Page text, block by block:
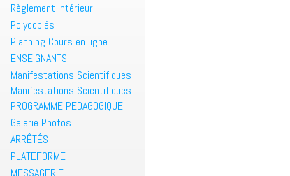
Règlement intérieur
Polycopiés
Planning Cours en ligne
ENSEIGNANTS
Manifestations Scientifiques
Manifestations Scientifiques
PROGRAMME PEDAGOGIQUE
Galerie Photos
ARRÊTÉS
PLATEFORME
MESSAGERIE